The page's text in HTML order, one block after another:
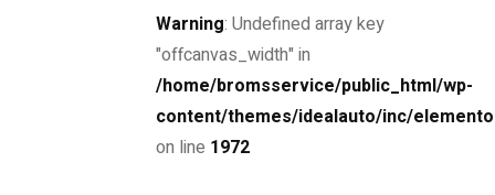
Warning: Undefined array key
"offcanvas_width" in
/home/bromsservice/public_html/wp-
content/themes/idealauto/inc/
on line 1972